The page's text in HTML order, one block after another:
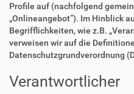
Profile auf (nachfolgend
„Onlineangebot“). Im Hinblick
Begrifflichkeiten, wie z.B.
verweisen wir auf die
Datenschutzgrundverordnung
Verantwortlicher